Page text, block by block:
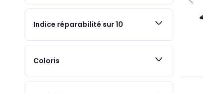
Indice réparabilité sur 10
Coloris